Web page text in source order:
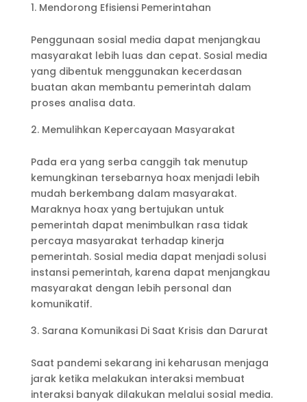
Mendorong Efisiensi Pemerintahan
Penggunaan sosial media dapat menjangkau
masyarakat lebih luas dan cepat. Sosial media
yang dibentuk menggunakan kecerdasan
buatan akan membantu pemerintah dalam
proses analisa data.
Memulihkan Kepercayaan Masyarakat
Pada era yang serba canggih tak menutup
kemungkinan tersebarnya hoax menjadi lebih
mudah berkembang dalam masyarakat.
Maraknya hoax yang bertujukan untuk
pemerintah dapat menimbulkan rasa tidak
percaya masyarakat terhadap kinerja
pemerintah. Sosial media dapat menjadi solusi
instansi pemerintah, karena dapat menjangkau
masyarakat dengan lebih personal dan
komunikatif.
Sarana Komunikasi Di Saat Krisis dan Darurat
Saat pandemi sekarang ini keharusan menjaga
jarak ketika melakukan interaksi membuat
interaksi banyak dilakukan melalui sosial media.